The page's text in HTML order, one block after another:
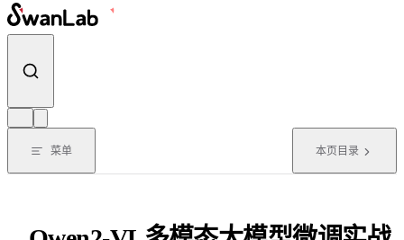
跳转到内容
菜单 本页目录